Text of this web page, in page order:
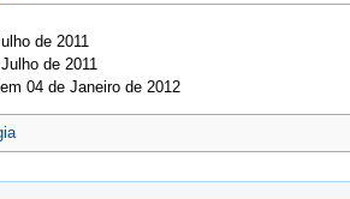
de 2011
de 2011
04 de Janeiro de 2012